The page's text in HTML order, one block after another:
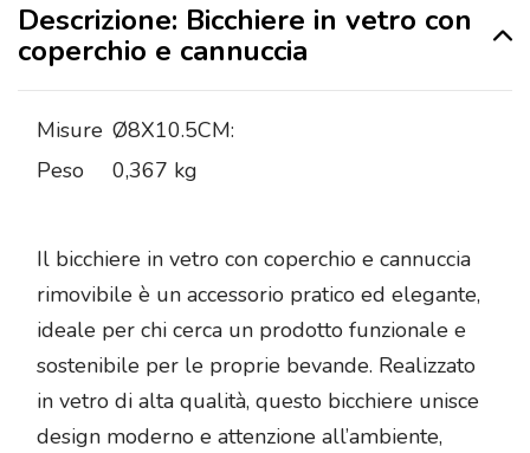
Descrizione: Bicchiere in vetro con
coperchio e cannuccia
Misure Ø8X10.5CM:
Peso
0,367 kg
Il bicchiere in vetro con coperchio e cannuccia
rimovibile è un accessorio pratico ed elegante,
ideale per chi cerca un prodotto funzionale e
sostenibile per le proprie bevande. Realizzato
in vetro di alta qualità, questo bicchiere unisce
design moderno e attenzione all’ambiente,